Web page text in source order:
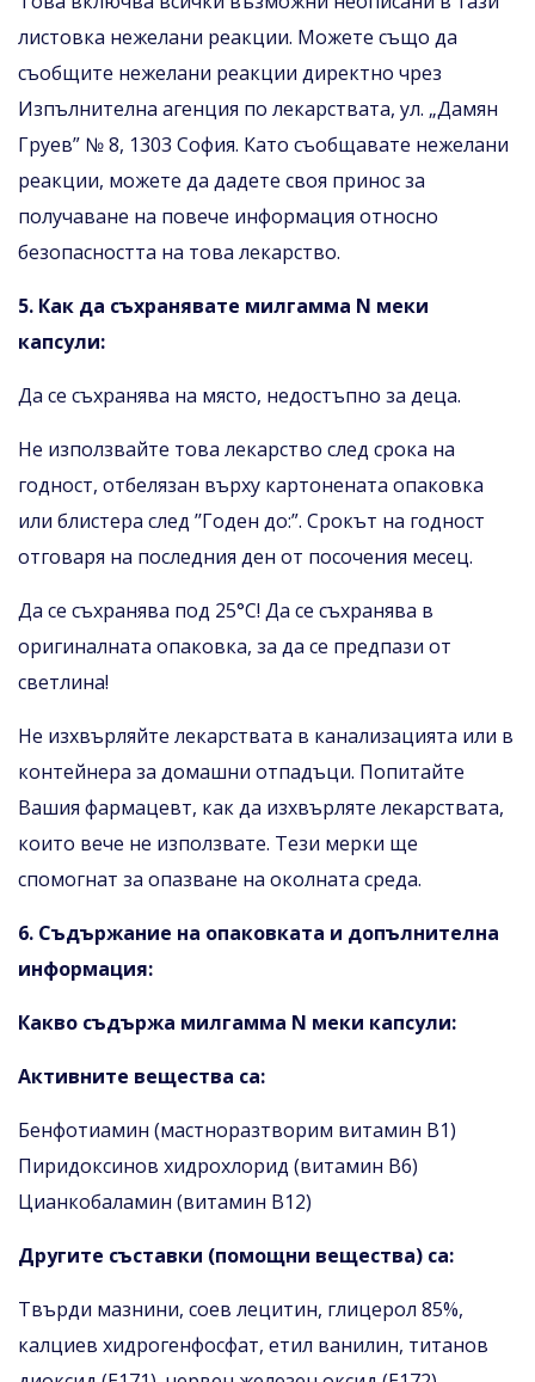
листовка нежелани реакции. Можете също да
съобщите нежелани реакции директно чрез
Изпълнителна агенция по лекарствата, ул. „Дамян
Груев” № 8, 1303 София. Като съобщавате нежелани
реакции, можете да дадете своя принос за
получаване на повече информация относно
безопасността на това лекарство.
5. Как да съхранявате милгамма N меки
капсули:
Да се съхранява на място, недостъпно за деца.
Не използвайте това лекарство след срока на
годност, отбелязан върху картонената опаковка
или блистера след ’’Годен до:”. Срокът на годност
отговаря на последния ден от посочения месец.
Да се съхранява под 25°С! Да се съхранява в
оригиналната опаковка, за да се предпази от
светлина!
Не изхвърляйте лекарствата в канализацията или в
контейнера за домашни отпадъци. Попитайте
Вашия фармацевт, как да изхвърляте лекарствата,
които вече не използвате. Тези мерки ще
спомогнат за опазване на околната среда.
6. Съдържание на опаковката и допълнителна
информация:
Какво съдържа милгамма N меки капсули:
Активните вещества са:
Бенфотиамин (мастноразтворим витамин B1)
Пиридоксинов хидрохлорид (витамин В6)
Цианкобаламин (витамин B12)
Другите съставки (помощни вещества) са:
Твърди мазнини, соев лецитин, глицерол 85%,
калциев хидрогенфосфат, етил ванилин, титанов